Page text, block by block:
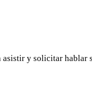
y solicitar